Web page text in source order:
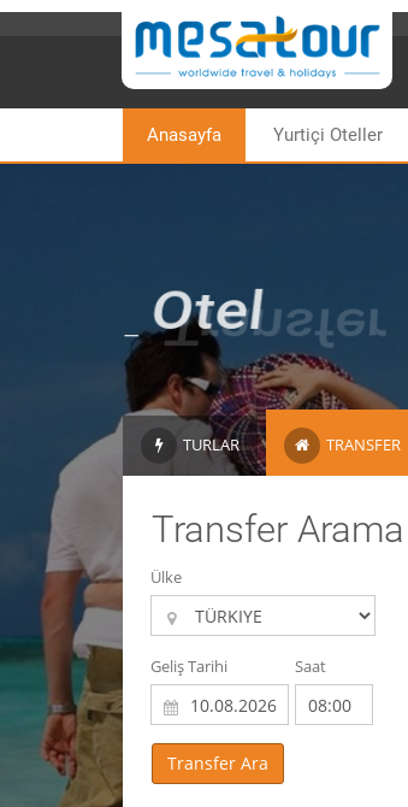
Anasayfa Yurtiçi Oteller
- Otel
TURLAR TRANSFER
Transfer Arama
Ülke
Geliş Tarihi Saat